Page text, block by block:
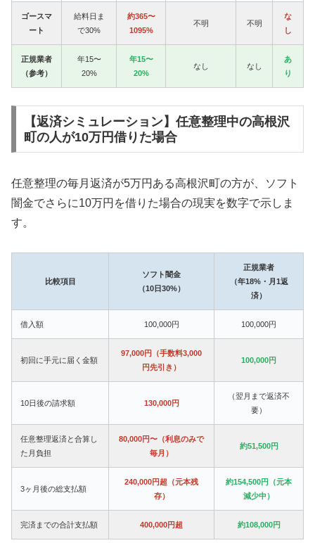
ゴースマ
ート
給料日ま
で30%
約365〜
1095%
不明 不明
な
し
正規業者
（参考）
年15〜
20%
年15〜
20%
なし なし
あ
り
【返済シミュレーション】任意整理中の高根沢
町の人が10万円借りた場合
任意整理の毎月返済が5万円ある高根沢町の方が、ソフト
闇金でさらに10万円を借りた場合の現実を数字で示しま
す。
比較項目
ソフト闇金
（10日30%）
正規業者
（年18%・月1返
済）
借入額 100,000円 100,000円
初回に手元に届く金額
97,000円（手数料3,000
円先引き）
100,000円
10日後の請求額 130,000円
（翌月まで返済不
要）
任意整理返済と合算し
た月負担
80,000円〜（利息のみで
毎月）
約51,500円
3ヶ月後の総支払額
240,000円超（元本残
存）
約154,500円（元本
減少中）
完済までの合計支払額 400,000円超 約108,000円